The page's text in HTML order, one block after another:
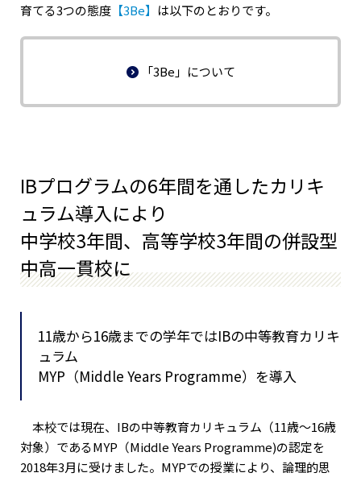
育てる3つの態度 【3Be】 は以下のとおりです。
「3Be」について
IBプログラムの6年間を通したカリキ
ュラム導入により
中学校3年間、高等学校3年間の併設型
中高一貫校に
11歳から16歳までの学年ではIBの中等教育カリキ
ュラム
MYP（Middle Years Programme）を導入
本校では現在、IBの中等教育カリキュラム（11歳〜16歳
対象）であるMYP（Middle Years Programme)の認定を
2018年3月に受けました。MYPでの授業により、論理的思